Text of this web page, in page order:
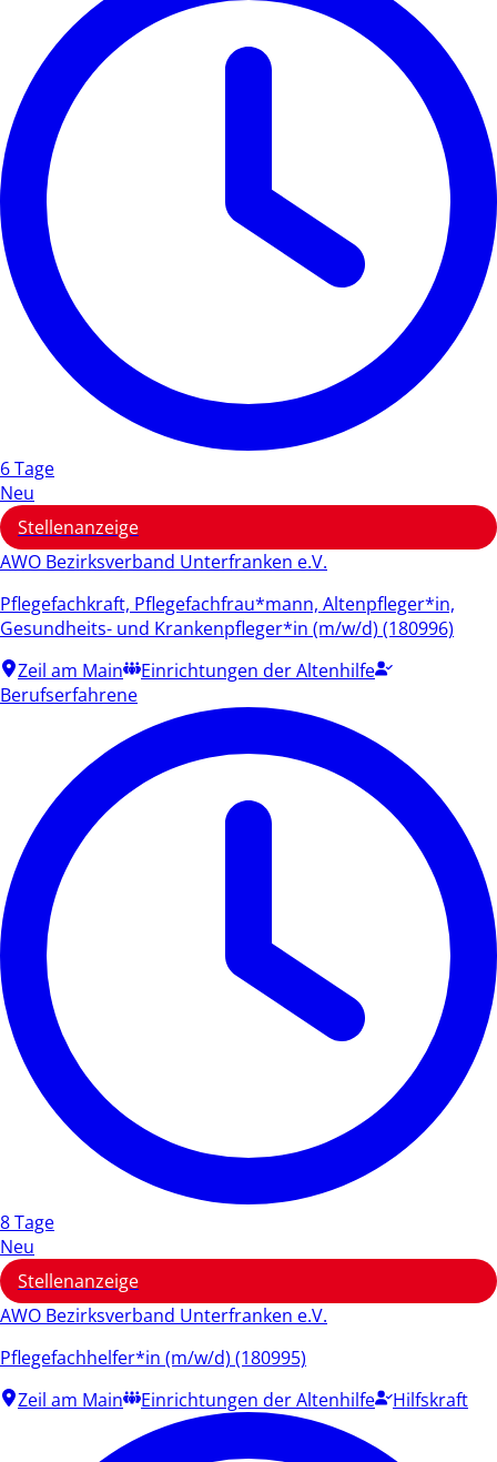
6 Tage
Neu
Stellenanzeige
AWO Bezirksverband Unterfranken e.V.
Pflegefachkraft, Pflegefachfrau*mann, Altenpfleger*in,
Gesundheits- und Krankenpfleger*in (m/w/d) (180996)
Zeil am Main
Einrichtungen der Altenhilfe
Berufserfahrene
8 Tage
Neu
Stellenanzeige
AWO Bezirksverband Unterfranken e.V.
Pflegefachhelfer*in (m/w/d) (180995)
Zeil am Main
Einrichtungen der Altenhilfe Hilfskraft